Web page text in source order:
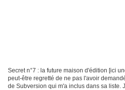
Secret n°7 : la future maison d'édition [ici
peut-être regretté de ne pas l'avoir
de Subversion qui m'a inclus dans sa liste.